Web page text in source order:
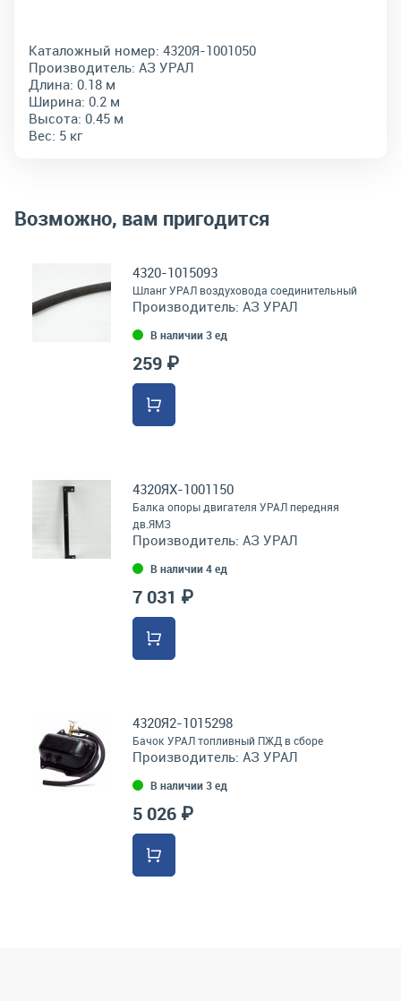
Каталожный номер: 4320Я-1001050
Производитель: АЗ УРАЛ
Длина: 0.18 м
Ширина: 0.2 м
Высота: 0.45 м
Вес: 5 кг
Возможно, вам пригодится
4320-1015093
Шланг УРАЛ воздуховода соединительный
Производитель: АЗ УРАЛ
В наличии 3 ед
259 ₽
4320ЯХ-1001150
Балка опоры двигателя УРАЛ передняя
дв.ЯМЗ
Производитель: АЗ УРАЛ
В наличии 4 ед
7 031 ₽
4320Я2-1015298
Бачок УРАЛ топливный ПЖД в сборе
Производитель: АЗ УРАЛ
В наличии 3 ед
5 026 ₽